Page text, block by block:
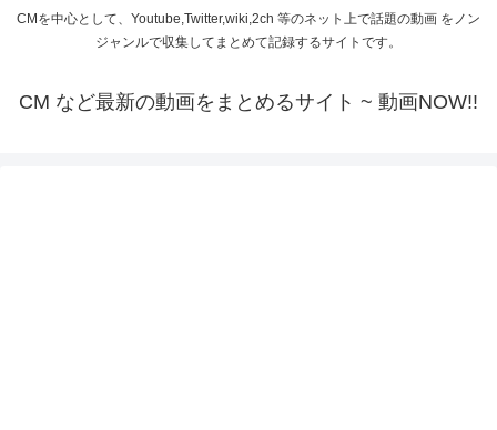
CMを中心として、Youtube,Twitter,wiki,2ch 等のネット上で話題の動画 をノン
ジャンルで収集してまとめて記録するサイトです。
CM など最新の動画をまとめるサイト ~ 動画NOW!!